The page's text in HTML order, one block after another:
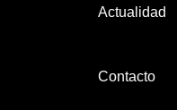
Actualidad
Contacto